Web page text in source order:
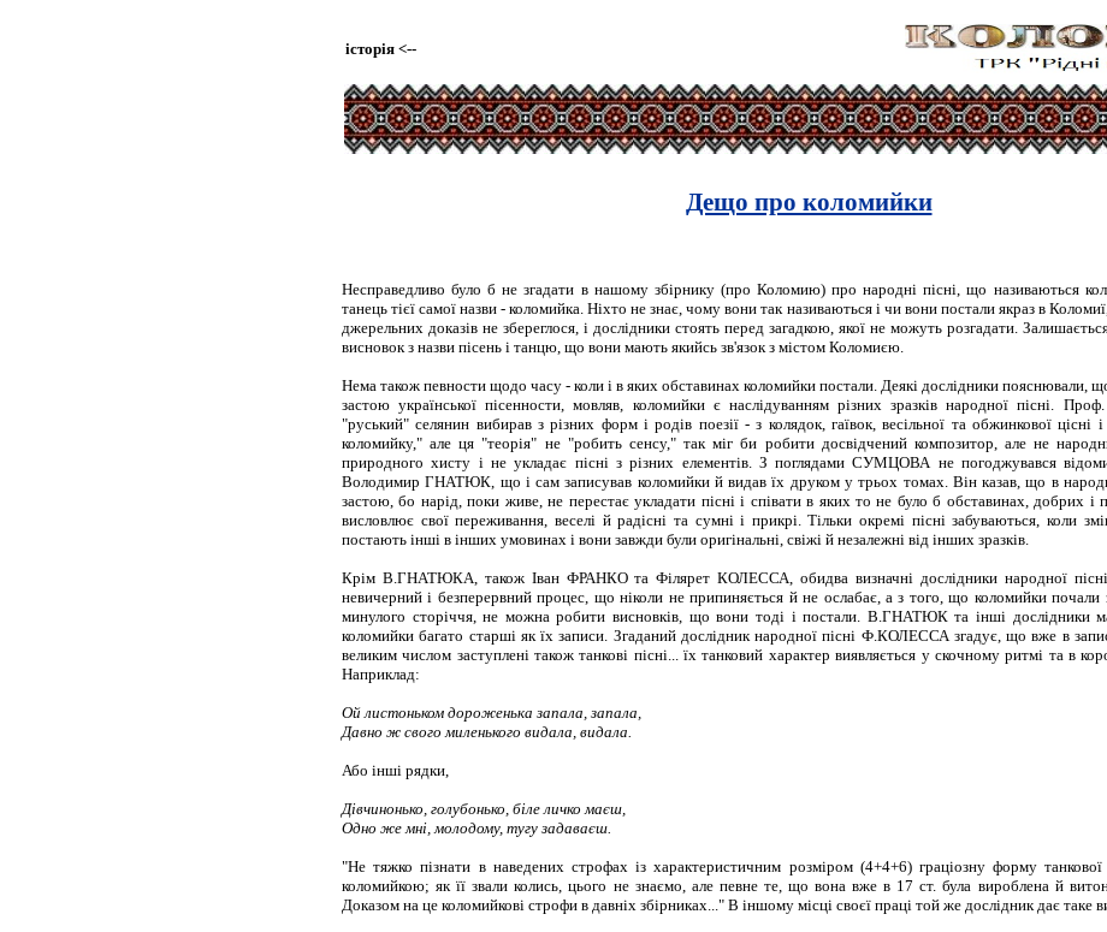
історія <--
Дещо про коломийки
Несправедливо було б не згадати в нашому збірнику (про Коломию) про народні пісні, що називаються
танець тієї самої назви - коломийка. Ніхто не знає, чому вони так називаються і чи вони постали якраз в
джерельних доказів не збереглося, і дослідники стоять перед загадкою, якої не можуть розгадати.
висновок з назви пісень і танцю, що вони мають якийсь зв'язок з містом Коломиєю.
Нема також певности щодо часу - коли і в яких обставинах коломийки постали. Деякі дослідники пояснювали,
застою української пісенности, мовляв, коломийки є наслідуванням різних зразків народної пісні.
"руський" селянин вибирав з різних форм і родів поезії - з колядок, гаївок, весільної та обжинкової цісні
коломийку," але ця "теорія" не "робить сенсу," так міг би робити досвідчений композитор, але не
природного хисту і не укладає пісні з різних елементів. З поглядами СУМЦОВА не погоджувався
Володимир ГНАТЮК, що і сам записував коломийки й видав їх друком у трьох томах. Він казав, що в
застою, бо нарід, поки живе, не перестає укладати пісні і співати в яких то не було б обставинах, добрих і
висловлює свої переживання, веселі й радісні та сумні і прикрі. Тільки окремі пісні забуваються, коли
постають інші в інших умовинах і вони завжди були оригінальні, свіжі й незалежні від інших зразків.
Крім В.ГНАТЮКА, також Іван ФРАНКО та Філярет КОЛЕССА, обидва визначні дослідники народної
невичерний і безперервний процес, що ніколи не припиняється й не ослабає, а з того, що коломийки почали
минулого сторіччя, не можна робити висновків, що вони тоді і постали. В.ГНАТЮК та інші дослідники
коломийки багато старші як їх записи. Згаданий дослідник народної пісні Ф.КОЛЕССА згадує, що вже в
великим числом заступлені також танкові пісні... їх танковий характер виявляється у скочному ритмі та в
Наприклад:
Ой листоньком дороженька запала, запала,
Давно ж свого миленького видала, видала.
Або інші рядки,
Дівчинонько, голубонько, біле личко маєш,
Одно же мні, молодому, тугу задаваєш.
"Не тяжко пізнати в наведених строфах із характеристичним розміром (4+4+6) граціозну форму танкової
коломийкою; як її звали колись, цього не знаємо, але певне те, що вона вже в 17 ст. була вироблена й
Доказом на це коломийкові строфи в давніх збірниках..." В іншому місці своєї праці той же дослідник дає таке